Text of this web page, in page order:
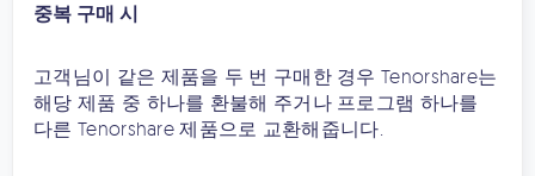
중복 구매 시
고객님이 같은 제품을 두 번 구매한 경우 Tenorshare는
해당 제품 중 하나를 환불해 주거나 프로그램 하나를
다른 Tenorshare 제품으로 교환해줍니다.